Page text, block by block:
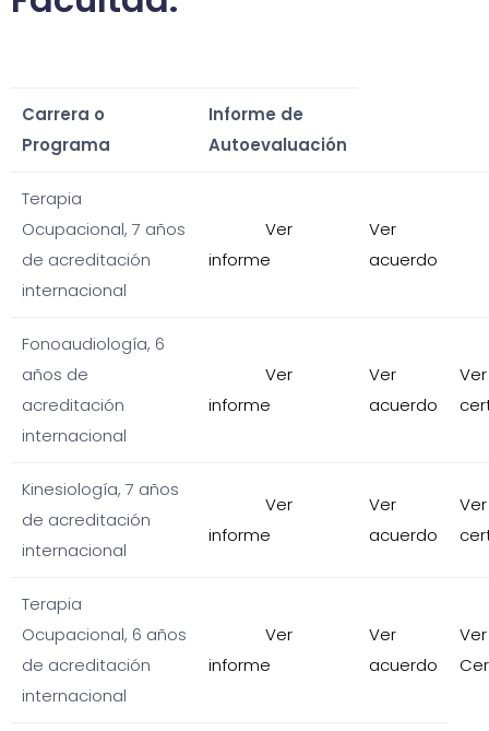
Carrera o
Programa
Informe de
Autoevaluación
Terapia
Ocupacional, 7 años
de acreditación
internacional
Ver
informe
Ver
acuerdo
Fonoaudiología, 6
años de
acreditación
internacional
Ver
informe
Ver
acuerdo
Ver
Kinesiología, 7 años
de acreditación
internacional
Ver
informe
Ver
acuerdo
Ver
Terapia
Ocupacional, 6 años
de acreditación
internacional
Ver
informe
Ver
acuerdo
Ver